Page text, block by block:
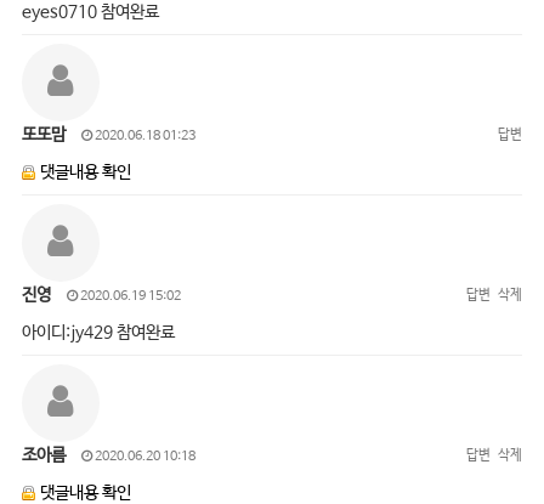
eyes0710 참여완료
또또맘 2020.06.18 01:23 답변
댓글내용 확인
진영 2020.06.19 15:02 답변 삭제
아이디:jy429 참여완료
조아름 2020.06.20 10:18 답변 삭제
댓글내용 확인